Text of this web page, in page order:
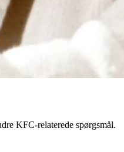
KFC-relaterede spørgsmål.